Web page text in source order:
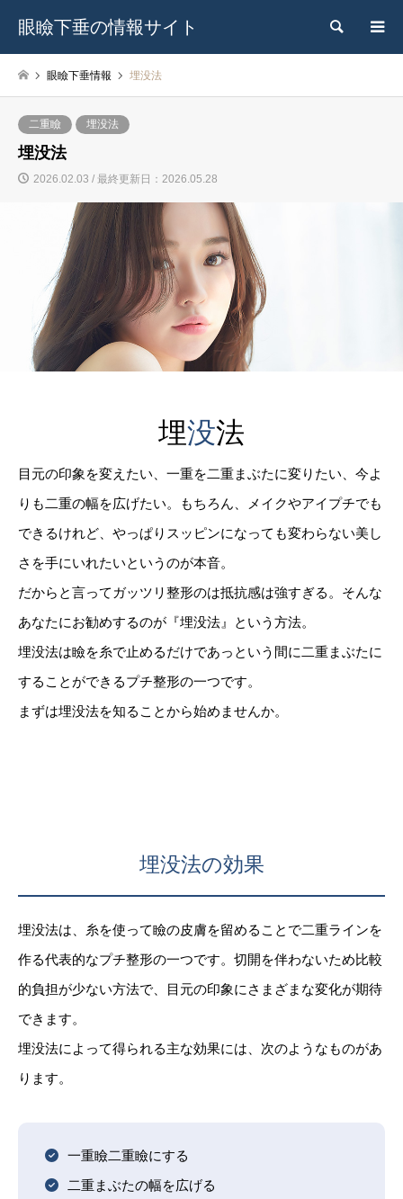
眼瞼下垂の情報サイト 検索
眼瞼下垂情報 埋没法
二重瞼 埋没法
埋没法
2026.02.03 / 最終更新日：2026.05.28
埋没法
目元の印象を変えたい、一重を二重まぶたに変りたい、今よ
りも二重の幅を広げたい。もちろん、メイクやアイプチでも
できるけれど、やっぱりスッピンになっても変わらない美し
さを手にいれたいというのが本音。
だからと言ってガッツリ整形のは抵抗感は強すぎる。そんな
あなたにお勧めするのが『埋没法』という方法。
埋没法は瞼を糸で止めるだけであっという間に二重まぶたに
することができるプチ整形の一つです。
まずは埋没法を知ることから始めませんか。
埋没法の効果
埋没法は、糸を使って瞼の皮膚を留めることで二重ラインを
作る代表的なプチ整形の一つです。切開を伴わないため比較
的負担が少ない方法で、目元の印象にさまざまな変化が期待
できます。
埋没法によって得られる主な効果には、次のようなものがあ
ります。
一重瞼二重瞼にする
二重まぶたの幅を広げる